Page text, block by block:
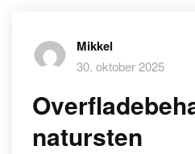
Mikkel
30. oktober 2025
natursten